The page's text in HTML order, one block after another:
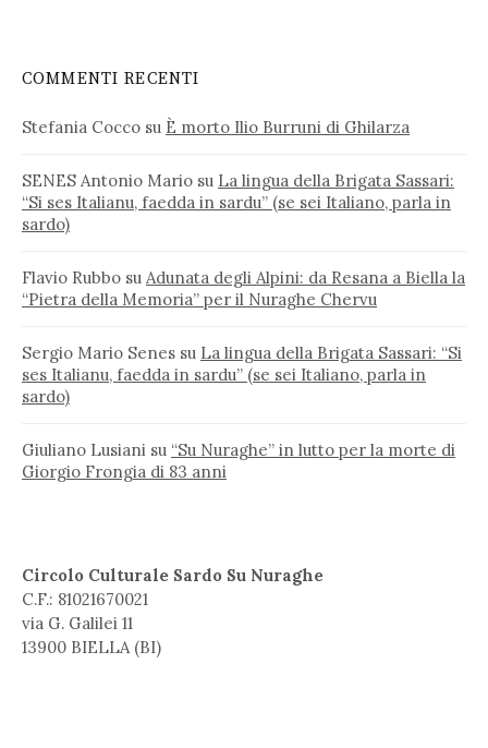
COMMENTI RECENTI
Stefania Cocco su È morto Ilio Burruni di Ghilarza
SENES Antonio Mario su La lingua della Brigata Sassari:
“Si ses Italianu, faedda in sardu” (se sei Italiano, parla in
sardo)
Flavio Rubbo su Adunata degli Alpini: da Resana a Biella la
“Pietra della Memoria” per il Nuraghe Chervu
Sergio Mario Senes su La lingua della Brigata Sassari: “Si
ses Italianu, faedda in sardu” (se sei Italiano, parla in
sardo)
Giuliano Lusiani su “Su Nuraghe” in lutto per la morte di
Giorgio Frongia di 83 anni
Circolo Culturale Sardo Su Nuraghe
C.F.: 81021670021
via G. Galilei 11
13900 BIELLA (BI)